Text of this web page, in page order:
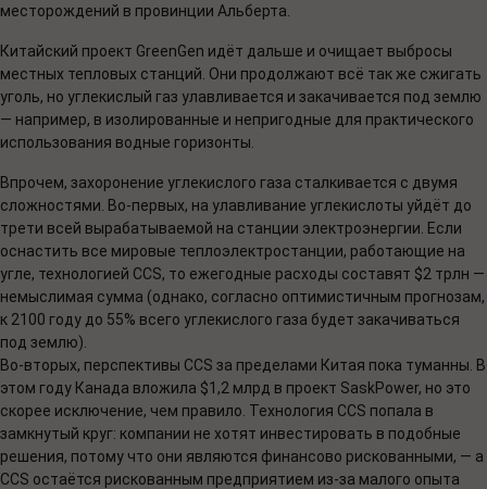
месторождений в провинции Альберта.
Китайский проект GreenGen идёт дальше и очищает выбросы
местных тепловых станций. Они продолжают всё так же сжигать
уголь, но углекислый газ улавливается и закачивается под землю
— например, в изолированные и непригодные для практического
использования водные горизонты.
Впрочем, захоронение углекислого газа сталкивается с двумя
сложностями. Во-первых, на улавливание углекислоты уйдёт до
трети всей вырабатываемой на станции электроэнергии. Если
оснастить все мировые теплоэлектростанции, работающие на
угле, технологией CCS, то ежегодные расходы составят $2 трлн —
немыслимая сумма (однако, согласно оптимистичным прогнозам,
к 2100 году до 55% всего углекислого газа будет закачиваться
под землю).
Во-вторых, перспективы CCS за пределами Китая пока туманны. В
этом году Канада вложила $1,2 млрд в проект SaskPower, но это
скорее исключение, чем правило. Технология CCS попала в
замкнутый круг: компании не хотят инвестировать в подобные
решения, потому что они являются финансово рискованными, — а
CCS остаётся рискованным предприятием из-за малого опыта